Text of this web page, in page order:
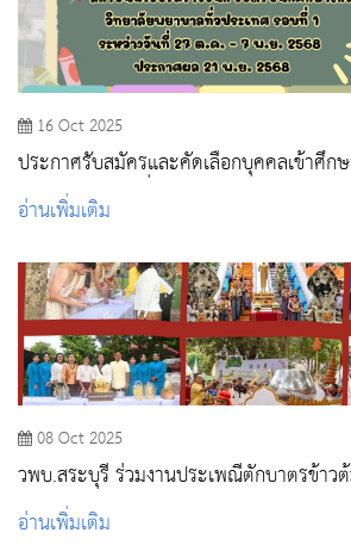
16 Oct 2025
ประกาศรับสมัครและคัดเลือกบุคคลเข้าศึก
ปริญญาตรี และต่ำกว่าปริญญาตรี ปีการศึก
PORTFOLIO
อ่านเพิ่มเติม
08 Oct 2025
วพบ.สระบุรี ร่วมงานประเพณีตักบาตรข้าว
2568 ณ ลานพิธี วัดพระพุทธฉาย วรวิหาร จั
อ่านเพิ่มเติม